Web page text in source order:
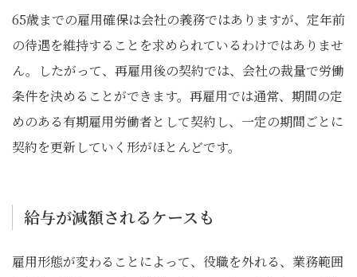
65歳までの雇用確保は会社の義務ではありますが、定年前
の待遇を維持することを求められているわけではありませ
ん。したがって、再雇用後の契約では、会社の裁量で労働
条件を決めることができます。再雇用では通常、期間の定
めのある有期雇用労働者として契約し、一定の期間ごとに
契約を更新していく形がほとんどです。
給与が減額されるケースも
雇用形態が変わることによって、役職を外れる、業務範囲